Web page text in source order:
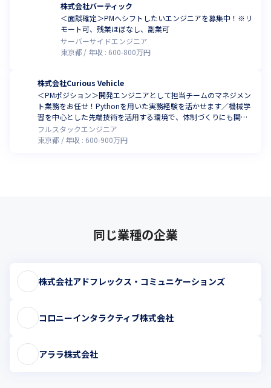
株式会社バーティック
＜面談確定＞PMへシフトしたいエンジニアを募集中！※リ
モート可、残業ほぼなし、副業可
サーバーサイドエンジニア
東京都
年収 : 600-800万円
株式会社Curious Vehicle
＜PMポジション＞開発エンジニアとして担当チームのマネジメン
ト業務をお任せ！Pythonを用いた実務経験を活かせます／機械学
習を中心とした先端技術を活用する環境で、体制づくりにも関わ
っていきませんか。
フルスタックエンジニア
東京都
年収 : 600-900万円
同じ業種の企業
株式会社アドフレックス・コミュニケーションズ
コロニーインタラクティブ株式会社
アララ株式会社